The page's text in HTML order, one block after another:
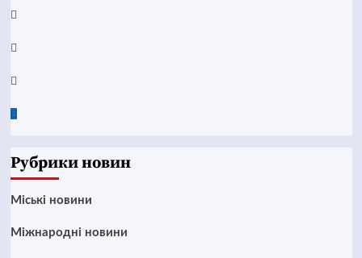
Telegram
Instagram
Twitter
Google
Рубрики новин
Mіські новини
Міжнародні новини